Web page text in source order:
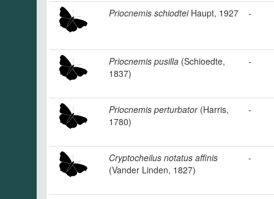
Priocnemis schiodteiHaupt, 1927 -
Priocnemis pusilla (Schioedte,
1837)
-
Priocnemis perturbator(Harris,
1780)
-
Cryptocheilus notatus affinis
(Vander Linden, 1827)
-